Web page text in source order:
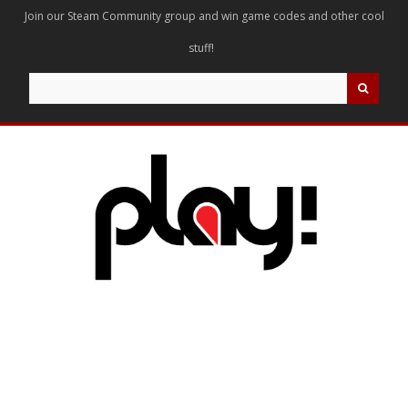
Join our Steam Community group and win game codes and other cool
stuff!
for: